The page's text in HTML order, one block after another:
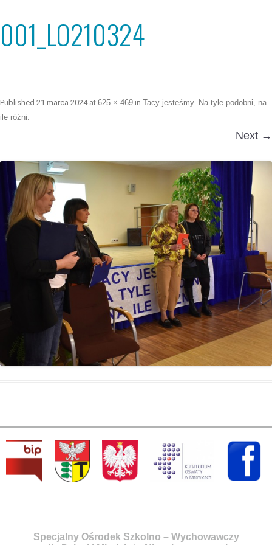
001_LO210324
Published 21 marca 2024at 625 × 469 in Tacy jesteśmy. Na tyle podobni, na
ile różni.
Next →
Specjalny Ośrodek Szkolno – Wychowawczy